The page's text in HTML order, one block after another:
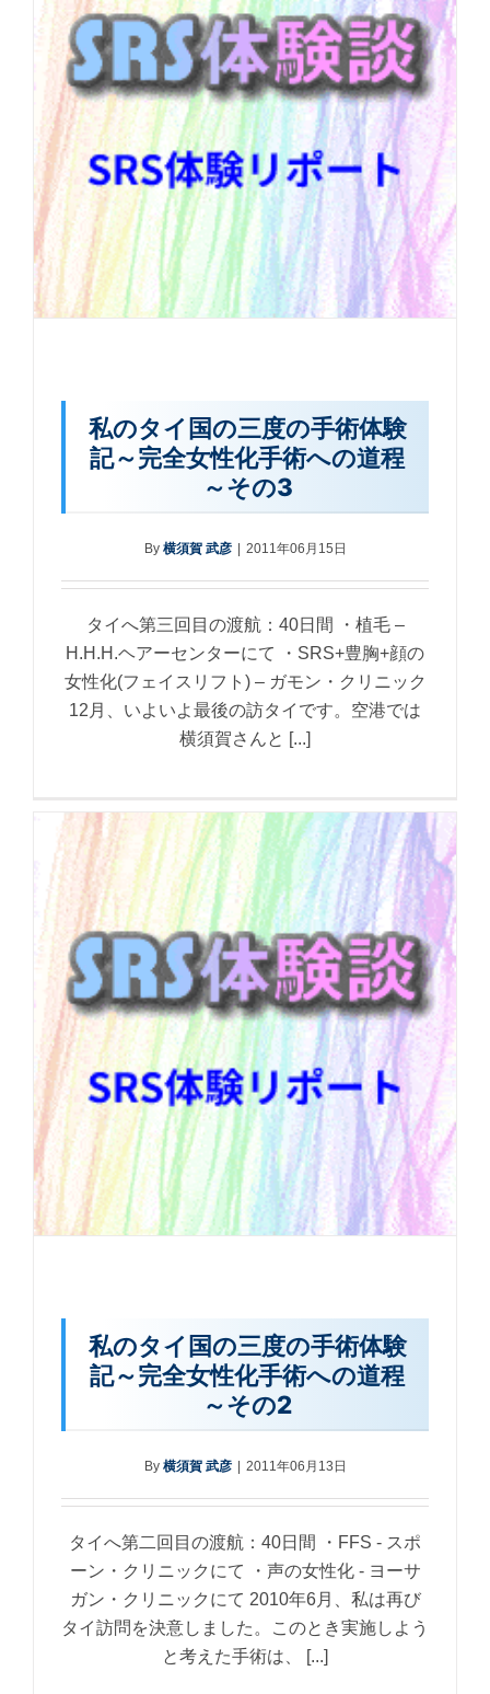
私のタイ国の三度の手術体験
記～完全女性化手術への道程
～その3
By 横須賀 武彦 | 2011年06月15日
タイへ第三回目の渡航：40日間 ・植毛 –
H.H.H.ヘアーセンターにて ・SRS+豊胸+顔の
女性化(フェイスリフト) – ガモン・クリニック
12月、いよいよ最後の訪タイです。空港では
横須賀さんと [...]
私のタイ国の三度の手術体験
記～完全女性化手術への道程
～その2
By 横須賀 武彦 | 2011年06月13日
タイへ第二回目の渡航：40日間 ・FFS - スポ
ーン・クリニックにて ・声の女性化 - ヨーサ
ガン・クリニックにて 2010年6月、私は再び
タイ訪問を決意しました。このとき実施しよう
と考えた手術は、 [...]